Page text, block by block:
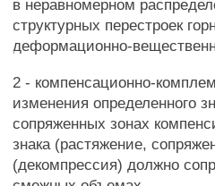
в неравномерном
структурных перестроек
деформационно-
2 - компенсационно-
изменения определенного
сопряженных зонах
знака (растяжение,
(декомпрессия) должно